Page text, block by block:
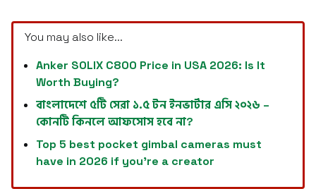
You may also like...
Anker SOLIX C800 Price in USA 2026: Is It
Worth Buying?
বাংলাদেশে ৫টি সেরা ১.৫ টন ইনভার্টার এসি ২০২৬ –
কোনটি কিনলে আফসোস হবে না?
Top 5 best pocket gimbal cameras must
have in 2026 if you're a creator